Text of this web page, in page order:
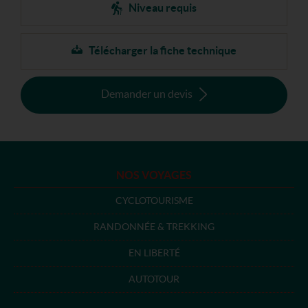
Niveau requis
Télécharger la fiche technique
Demander un devis
NOS VOYAGES
CYCLOTOURISME
RANDONNÉE & TREKKING
EN LIBERTÉ
AUTOTOUR